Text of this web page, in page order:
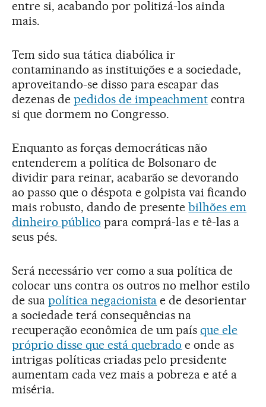
entre si, acabando por politizá-los ainda
mais.
Tem sido sua tática diabólica ir
contaminando as instituições e a sociedade,
aproveitando-se disso para escapar das
dezenas de pedidos de impeachment contra
si que dormem no Congresso.
Enquanto as forças democráticas não
entenderem a política de Bolsonaro de
dividir para reinar, acabarão se devorando
ao passo que o déspota e golpista vai ficando
mais robusto, dando de presentebilhões em
dinheiro público para comprá-las e tê-las a
seus pés.
Será necessário ver como a sua política de
colocar uns contra os outros no melhor estilo
de sua política negacionista e de desorientar
a sociedade terá consequências na
recuperação econômica de um paísque ele
próprio disse que está quebrado e onde as
intrigas políticas criadas pelo presidente
aumentam cada vez mais a pobreza e até a
miséria.